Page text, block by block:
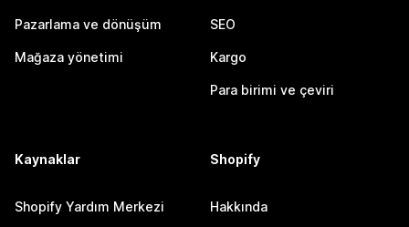
Pazarlama ve dönüşüm
Mağaza yönetimi
SEO
Kargo
Para birimi ve çeviri
Kaynaklar
Shopify Yardım Merkezi
Shopify
Hakkında